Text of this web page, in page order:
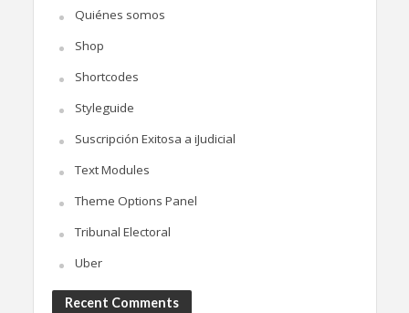
Quiénes somos
Shop
Shortcodes
Styleguide
Suscripción Exitosa a iJudicial
Text Modules
Theme Options Panel
Tribunal Electoral
Uber
Recent Comments